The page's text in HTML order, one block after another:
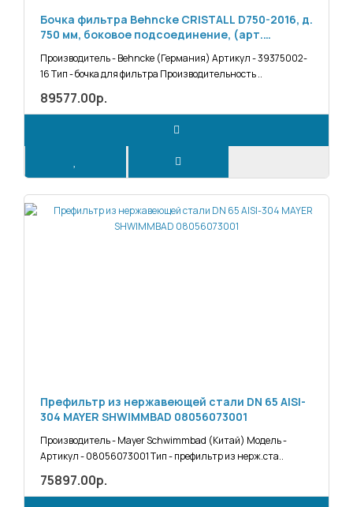
Бочка фильтра Behncke CRISTALL D750-2016, д.
750 мм, боковое подсоединение, (арт.
Производитель - Behncke (Германия) Артикул - 39375002-
16 Тип - бочка для фильтра Производительность ..
89577.00р.
Префильтр из нержавеющей стали DN 65 AISI-
304 MAYER SHWIMMBAD 08056073001
Производитель - Mayer Schwimmbad (Китай) Модель -
Артикул - 08056073001 Тип - префильтр из нерж.ста..
75897.00р.